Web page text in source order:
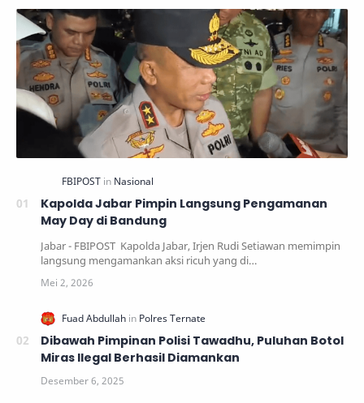
Kapolda Jabar Pimpin Langsung Pengamanan
May Day di Bandung
Jabar - FBIPOST Kapolda Jabar, Irjen Rudi Setiawan memimpin
langsung mengamankan aksi ricuh yang di…
Dibawah Pimpinan Polisi Tawadhu, Puluhan Botol
Miras Ilegal Berhasil Diamankan